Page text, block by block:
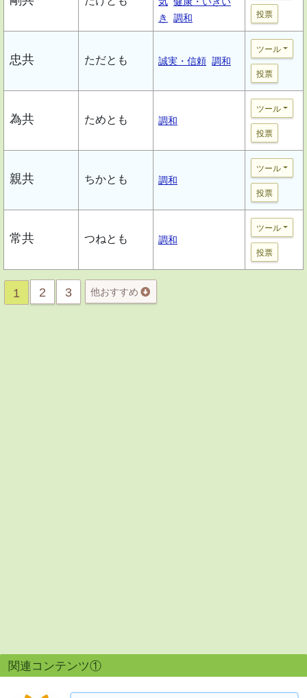
き
調和 投票
忠共 ただとも 誠実・信頼 調和
ツール
投票
為共 ためとも 調和
ツール
投票
親共 ちかとも 調和
ツール
投票
常共 つねとも 調和
ツール
投票
1 2 3 他おすすめ
関連コンテンツ①